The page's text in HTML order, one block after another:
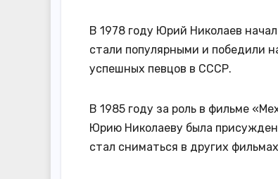
В 1978 году Юрий Николаев
стали популярными и победили
успешных певцов в СССР.
В 1985 году за роль в фильме
Юрию Николаеву была
стал сниматься в других